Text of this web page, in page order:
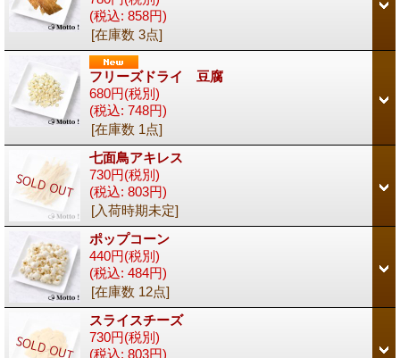
(税込: 858円)
[在庫数 3点]
フリーズドライ 豆腐
680円(税別)
(税込: 748円)
[在庫数 1点]
七面鳥アキレス
730円(税別)
(税込: 803円)
[入荷時期未定]
ポップコーン
440円(税別)
(税込: 484円)
[在庫数 12点]
スライスチーズ
730円(税別)
(税込: 803円)